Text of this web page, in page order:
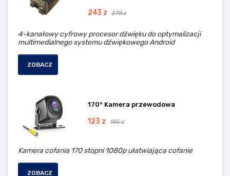
243 z 278 z
4-kanałowy cyfrowy procesor dźwięku do optymalizacji
multimedialnego systemu dźwiękowego Android
ZOBACZ
170° Kamera przewodowa
123 z 185 z
Kamera cofania 170 stopni 1080p ułatwiająca cofanie
ZOBACZ